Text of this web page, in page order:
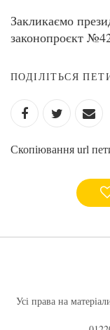
Закликаємо
законопроєкт
ПОДІЛІТЬСЯ
Скопіювання url
Усі права на